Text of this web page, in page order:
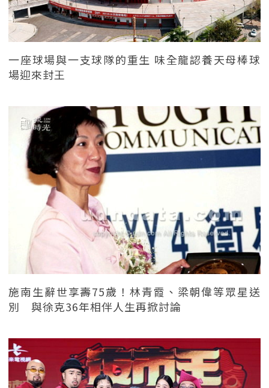
一座球場與一支球隊的重生 味全龍認養天母棒球
場迎來封王
施南生辭世享壽75歲！林青霞、梁朝偉等眾星送
別 與徐克36年相伴人生再掀討論